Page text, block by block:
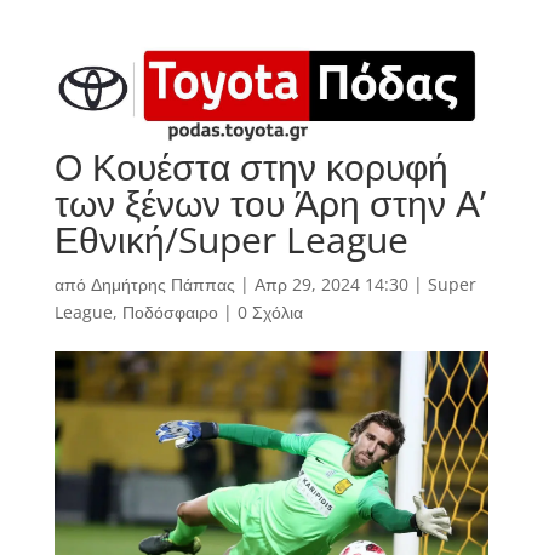
Ο Κουέστα στην κορυφή
των ξένων του Άρη στην Α’
Εθνική/Super League
από Δημήτρης Πάππας | Απρ 29, 2024 14:30| Super
League, Ποδόσφαιρο| 0 Σχόλια